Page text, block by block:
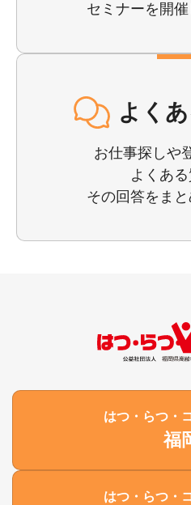
セミナーを開催
よく
お仕事探しや
よくある
その回答をまと
はつ・らつ・
福
はつ・らつ・